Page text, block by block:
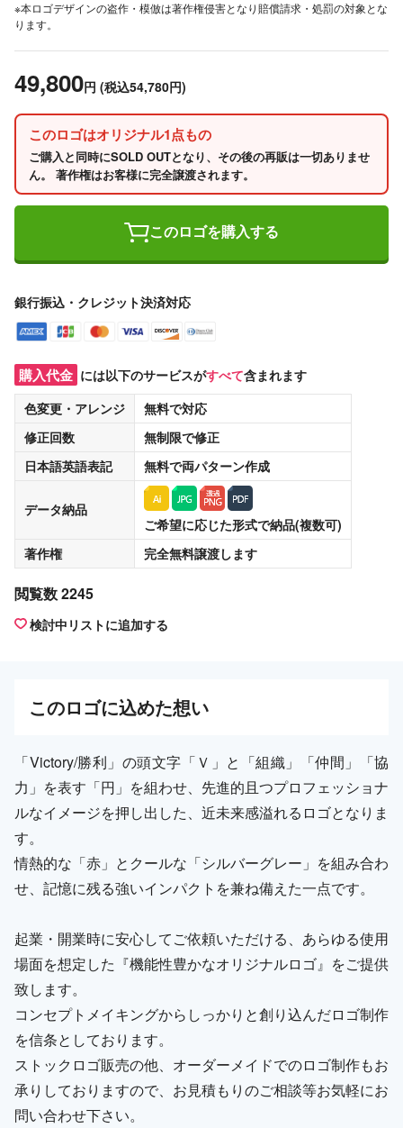
※本ロゴデザインの盗作・模倣は著作権侵害となり賠償請求・処罰の対象とな
ります。
49,800円 (税込54,780円)
このロゴはオリジナル1点もの
ご購入と同時にSOLD OUTとなり、その後の再販は一切ありませ
ん。 著作権はお客様に完全譲渡されます。
このロゴを購入する
銀行振込・クレジット決済対応
購入代金 には以下のサービスがすべて含まれます
色変更・アレンジ
無料で対応
修正回数
無制限で修正
日本語英語表記
無料で両パターン作成
データ納品
ご希望に応じた形式で納品(複数可)
著作権
完全無料譲渡します
閲覧数 2245
検討中リストに追加する
このロゴに込めた想い
「Victory/勝利」の頭文字「Ｖ」と「組織」「仲間」「協
力」を表す「円」を組わせ、先進的且つプロフェッショナ
ルなイメージを押し出した、近未来感溢れるロゴとなりま
す。
情熱的な「赤」とクールな「シルバーグレー」を組み合わ
せ、記憶に残る強いインパクトを兼ね備えた一点です。
起業・開業時に安心してご依頼いただける、あらゆる使用
場面を想定した『機能性豊かなオリジナルロゴ』をご提供
致します。
コンセプトメイキングからしっかりと創り込んだロゴ制作
を信条としております。
ストックロゴ販売の他、オーダーメイドでのロゴ制作もお
承りしておりますので、お見積もりのご相談等お気軽にお
問い合わせ下さい。